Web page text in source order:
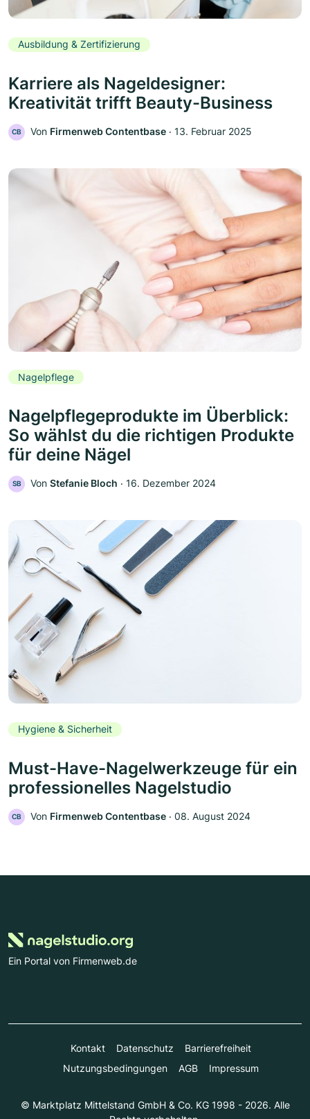
Ausbildung & Zertifizierung
Karriere als Nageldesigner:
Kreativität trifft Beauty-Business
CB Von Firmenweb Contentbase ‧ 13. Februar 2025
Nagelpflege
Nagelpflegeprodukte im Überblick:
So wählst du die richtigen Produkte
für deine Nägel
SB Von Stefanie Bloch ‧ 16. Dezember 2024
Hygiene & Sicherheit
Must-Have-Nagelwerkzeuge für ein
professionelles Nagelstudio
CB Von Firmenweb Contentbase ‧ 08. August 2024
Ein Portal von Firmenweb.de
Kontakt Datenschutz
Barrierefreiheit
Nutzungsbedingungen
AGB Impressum
© Marktplatz Mittelstand GmbH & Co. KG 1998 - 2026. Alle